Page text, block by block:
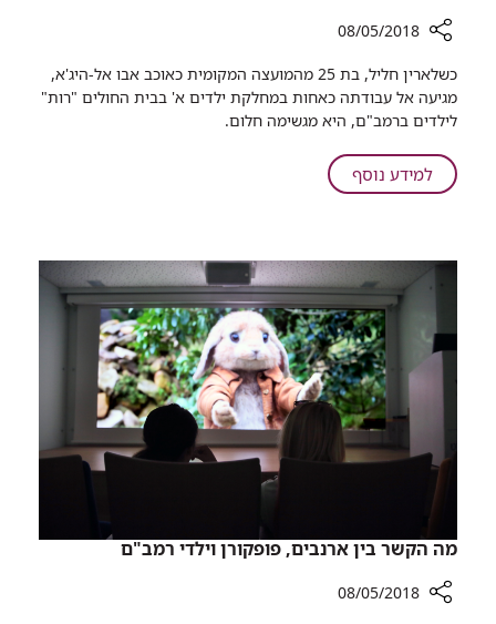
שיתוף
יום
האחות
הבינלאומי
2018
לאחיות
08/05/2018
כשלארין חליל, בת 25 מהמועצה המקומית כאוכב אבו אל-היג'א,
מגיעה אל עבודתה כאחות במחלקת ילדים א' בבית החולים "רות"
לילדים ברמב"ם, היא מגשימה חלום.
למידע נוסףעל
יום
2018
עברו
צד:
המטופלות
שהפכו
לאחיות
מה הקשר בין ארנבים, פופקורן וילדי רמב"ם
08/05/2018